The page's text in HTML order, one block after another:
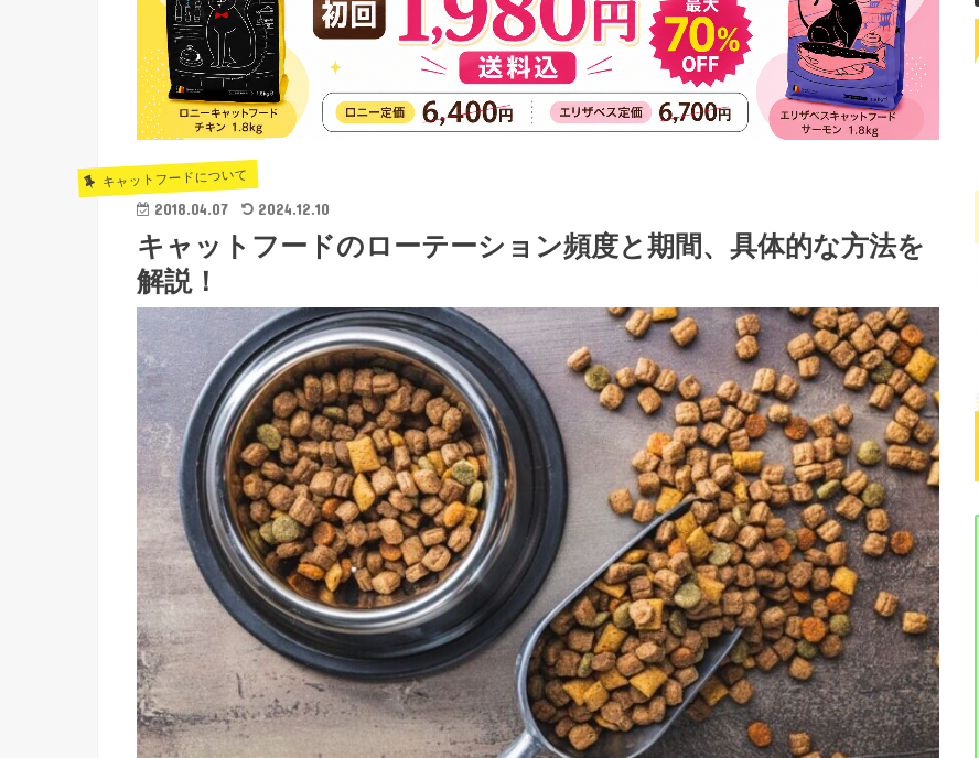
キャットフードについて
2018.04.07 2024.12.10
キャットフードのローテーション頻度と期間、具体的な方法を
解説！